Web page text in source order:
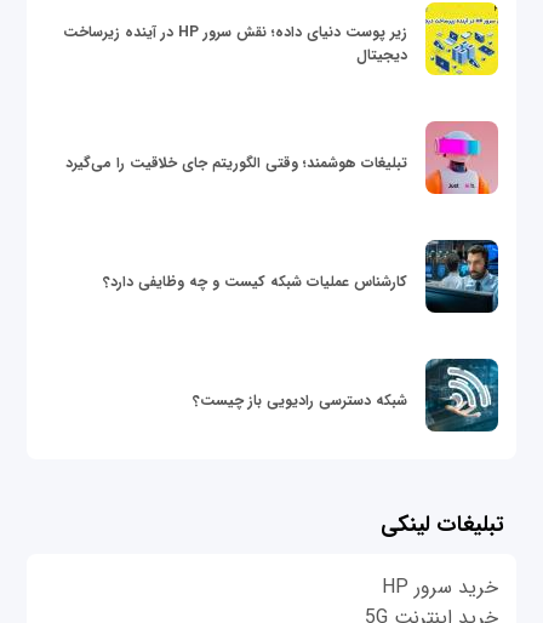
زیر پوست دنیای داده؛ نقش سرور HP در آینده زیرساخت
دیجیتال
تبلیغات هوشمند؛ وقتی الگوریتم جای خلاقیت را می‌گیرد
کارشناس عملیات شبکه کیست و چه وظایفی دارد؟
شبکه دسترسی رادیویی باز چیست؟
تبلیغات لینکی
خرید سرور HP